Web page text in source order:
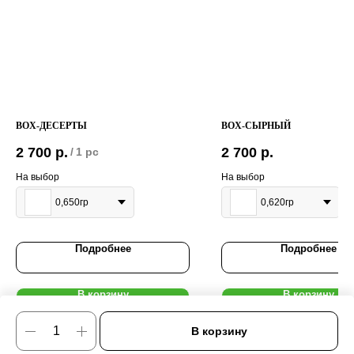
В корзину
BOX-ДЕСЕРТЫ
2 700 р. / 1 pc
На выбор
0,650гр
Подробнее
В корзину
BOX-СЫРНЫЙ
2 700 р.
На выбор
0,620гр
Подробнее
В корзину